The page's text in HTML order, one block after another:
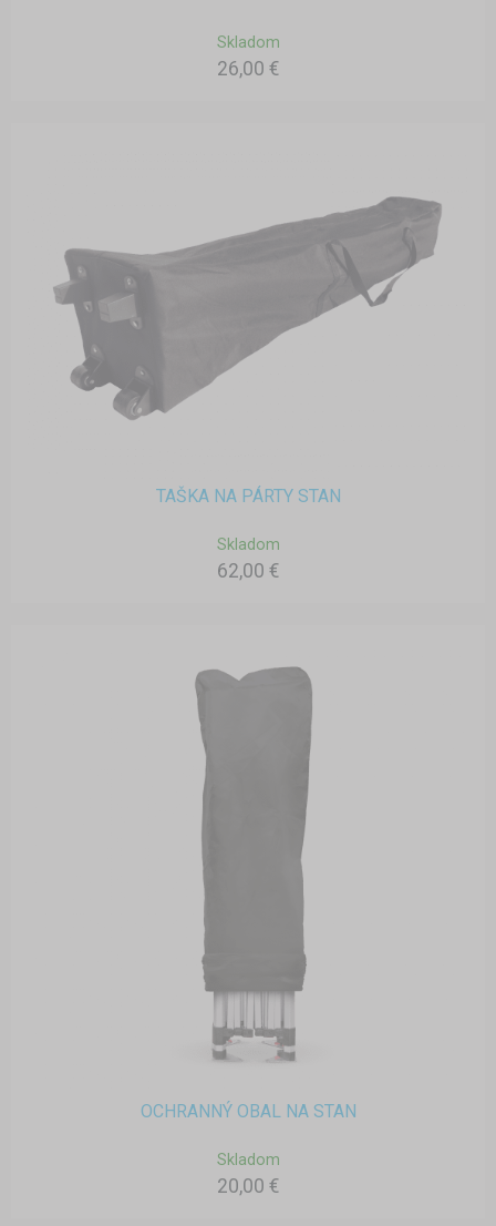
Skladom
26,00 €
TAŠKA NA PÁRTY STAN
Skladom
62,00 €
OCHRANNÝ OBAL NA STAN
Skladom
20,00 €